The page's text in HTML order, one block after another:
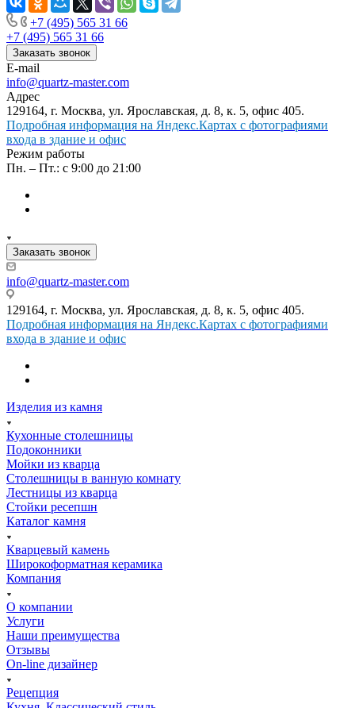
+7 (495) 565 31 66
+7 (495) 565 31 66
Заказать звонок
E-mail
info@quartz-master.com
Адрес
129164, г. Москва, ул. Ярославская, д. 8, к. 5, офис 405.
Подробная информация на Яндекс.Картах с фотографиями
входа в здание и офис
Режим работы
Пн. – Пт.: с 9:00 до 21:00
Заказать звонок
info@quartz-master.com
129164, г. Москва, ул. Ярославская, д. 8, к. 5, офис 405.
Подробная информация на Яндекс.Картах с фотографиями
входа в здание и офис
Изделия из камня
Кухонные столешницы
Подоконники
Мойки из кварца
Столешницы в ванную комнату
Лестницы из кварца
Стойки ресепшн
Каталог камня
Кварцевый камень
Широкоформатная керамика
Компания
О компании
Услуги
Наши преимущества
Отзывы
On-line дизайнер
Рецепция